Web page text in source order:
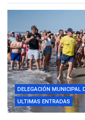
DELEGACIÓN MUNICIPAL
ULTIMAS ENTRADAS